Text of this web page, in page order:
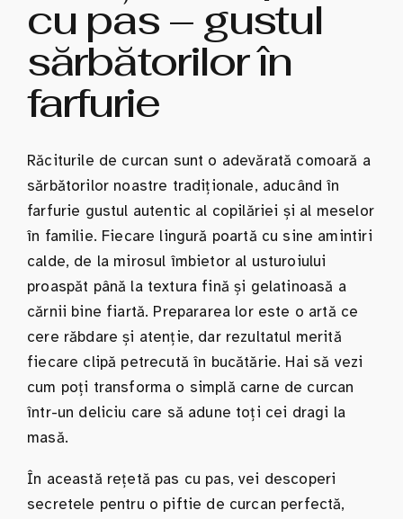
cu pas – gustul
sărbătorilor în
farfurie
Răciturile de curcan sunt o adevărată comoară a
sărbătorilor noastre tradiționale, aducând în
farfurie gustul autentic al copilăriei și al meselor
în familie. Fiecare lingură poartă cu sine amintiri
calde, de la mirosul îmbietor al usturoiului
proaspăt până la textura fină și gelatinoasă a
cărnii bine fiartă. Prepararea lor este o artă ce
cere răbdare și atenție, dar rezultatul merită
fiecare clipă petrecută în bucătărie. Hai să vezi
cum poți transforma o simplă carne de curcan
într-un deliciu care să adune toți cei dragi la
masă.
În această rețetă pas cu pas, vei descoperi
secretele pentru o piftie de curcan perfectă,